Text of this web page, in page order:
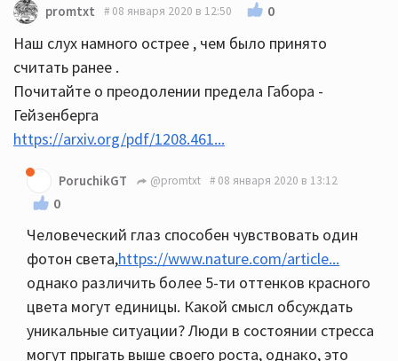
promtxt 08 января 2020 в 12:50 0
Наш слух намного острее , чем было принято
считать ранее .
Почитайте о преодолении предела Габора -
Гейзенберга
https://arxiv.org/pdf/1208.461...
PoruchikGT @promtxt 08 января 2020 в 13:12
0
Человеческий глаз способен чувствовать один
фотон света,https://www.nature.com/article...
однако различить более 5-ти оттенков красного
цвета могут единицы. Какой смысл обсуждать
уникальные ситуации? Люди в состоянии стресса
могут прыгать выше своего роста, однако, это